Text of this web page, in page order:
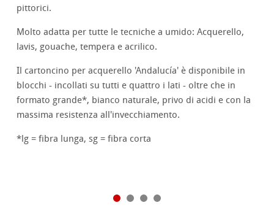
pittorici.
Molto adatta per tutte le tecniche a umido: Acquerello,
lavis, gouache, tempera e acrilico.
Il cartoncino per acquerello 'Andalucía' è disponibile in
blocchi - incollati su tutti e quattro i lati - oltre che in
formato grande*, bianco naturale, privo di acidi e con la
massima resistenza all'invecchiamento.
*lg = fibra lunga, sg = fibra corta